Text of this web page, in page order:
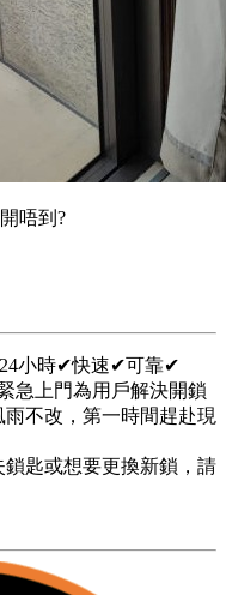
唔到?
小時✔快速✔可靠✔
急上門為用戶解決開鎖
不改，第一時間趕赴現
匙或想要更換新鎖，請